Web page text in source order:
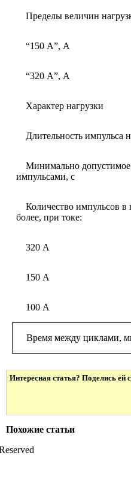
Пределы величин
“150 А”, А
“320 А”, А
Характер нагрузки
Длительность импульса
Минимально допустимое
импульсами, с
Количество импульсов в
более, при токе:
320 А
150 А
100 А
Время между циклами,
Интересная статья? Поделись ей
Похожие статьи